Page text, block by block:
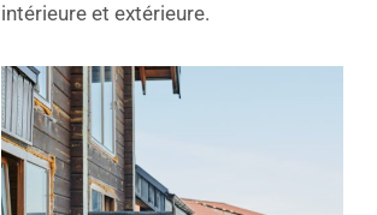
intérieure et extérieure.